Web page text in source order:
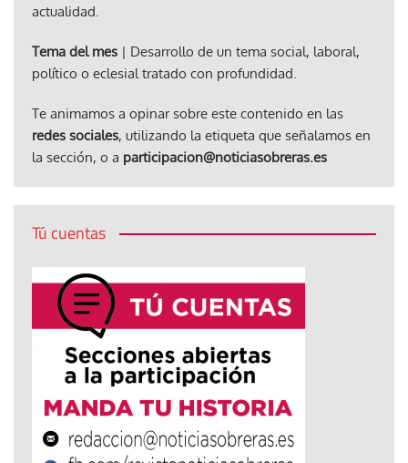
actualidad.
Tema del mes | Desarrollo de un tema social, laboral,
político o eclesial tratado con profundidad.
Te animamos a opinar sobre este contenido en las
redes sociales, utilizando la etiqueta que señalamos en
la sección, o a participacion@noticiasobreras.es
Tú cuentas